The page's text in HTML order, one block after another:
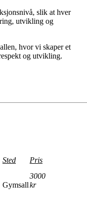
slik at hver
utvikling og
hvor vi skaper et
og utvikling.
Sted Pris
Gymsall
3000
kr